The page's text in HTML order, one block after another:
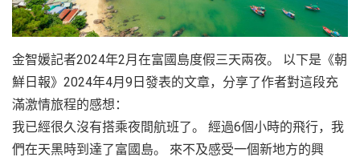
社
金智媛記者2024年2月在富國島度假三天兩夜。 以下是《朝
鮮日報》2024年4月9日發表的文章，分享了作者對這段充
滿激情旅程的感想：
我已經很久沒有搭乘夜間航班了。 經過6個小時的飛行，我
們在天黑時到達了富國島。 來不及感受一個新地方的興